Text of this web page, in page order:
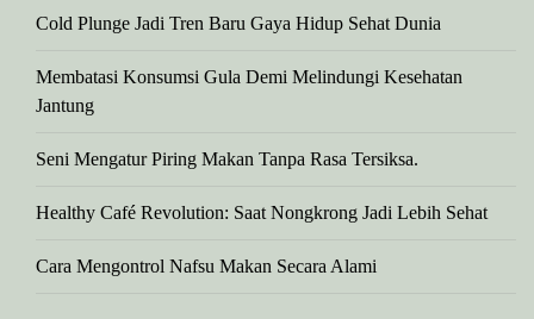
Cold Plunge Jadi Tren Baru Gaya Hidup Sehat Dunia
Membatasi Konsumsi Gula Demi Melindungi Kesehatan
Jantung
Seni Mengatur Piring Makan Tanpa Rasa Tersiksa.
Healthy Café Revolution: Saat Nongkrong Jadi Lebih Sehat
Cara Mengontrol Nafsu Makan Secara Alami